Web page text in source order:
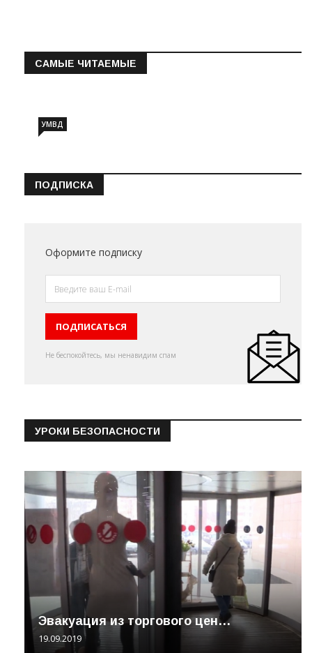
САМЫЕ ЧИТАЕМЫЕ
УМВД
ПОДПИСКА
Оформите подписку
Не беспокойтесь, мы ненавидим спам
УРОКИ БЕЗОПАСНОСТИ
Эвакуация из торгового цен…
19.09.2019